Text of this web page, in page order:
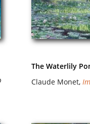
The Waterlily
Claude Monet,